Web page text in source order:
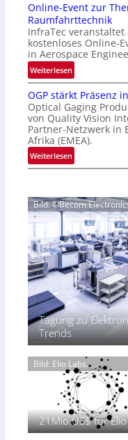
e
‚
H
y
p
e
r
s
p
e
c
t
r
l
N
w
s
‘
t
e
r
n
a
t
o
n
a
l
V
i
i
o
N
i
g
h
t
2
0
2
6
Online-Event zur
Raumfahrttechnik
InfraTec
kostenloses Online-
in Aerospace
Weiterlesen:
O
n
l
i
n
e
-
e
n
z
u
r
T
h
r
m
o
r
a
f
i
e
OGP stärkt Präsenz
Optical Gaging
von Quality Vision
Partner-Netzwerk in
Afrika (EMEA).
Weiterlesen:
O
P
s
ä
r
t
P
r
ä
s
e
z
i
n
E
M
E
Bild: ©Becom
Tagung zu
Trends
Bild: Elio Labs.
21Mio.US$ für Elio